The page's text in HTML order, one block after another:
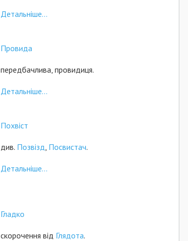
Детальніше...
Провида
передбачлива, провидиця.
Детальніше...
Похвіст
див. Позвізд Посвистач.
Детальніше...
Гладко
скорочення від Глядота.